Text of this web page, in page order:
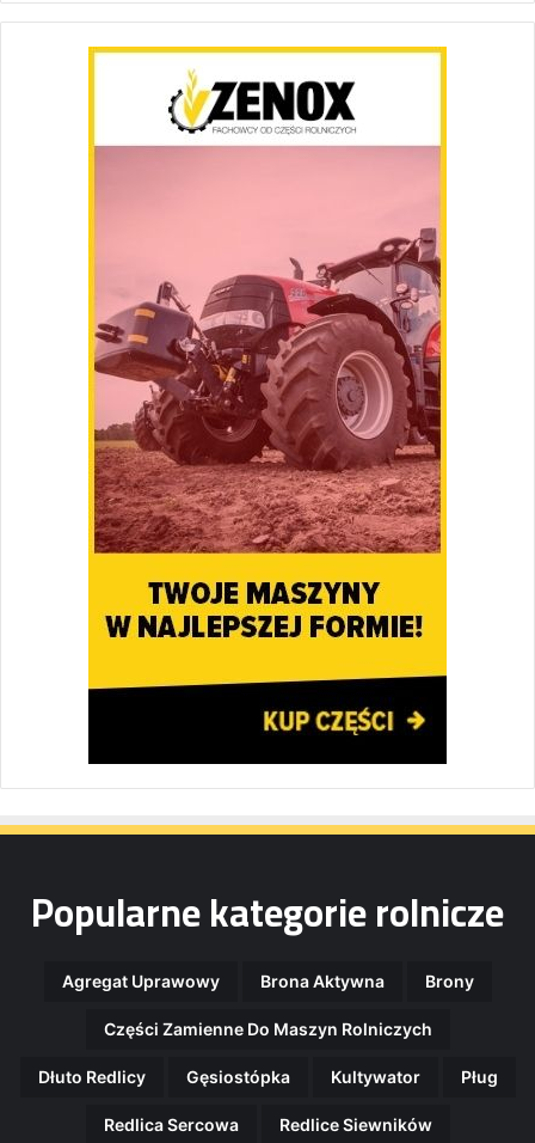
Popularne kategorie rolnicze
Agregat Uprawowy Brona Aktywna Brony
Części Zamienne Do Maszyn Rolniczych
Dłuto Redlicy Gęsiostópka Kultywator Pług
Redlica Sercowa Redlice Siewników